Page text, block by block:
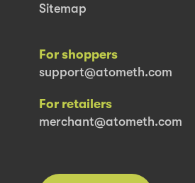
Sitemap
For shoppers
support@atometh.com
For retailers
merchant@atometh.com